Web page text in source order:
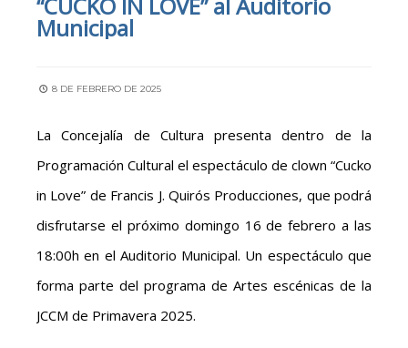
Municipal
8 DE FEBRERO DE 2025
La Concejalía de Cultura presenta dentro de la
Programación Cultural el espectáculo de clown “Cucko
in Love” de Francis J. Quirós Producciones, que podrá
disfrutarse el próximo domingo 16 de febrero a las
18:00h en el Auditorio Municipal. Un espectáculo que
forma parte del programa de Artes escénicas de la
JCCM de Primavera 2025.